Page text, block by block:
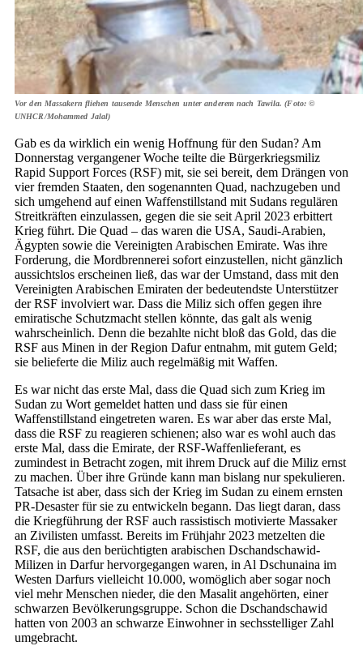
Vor den Massakern fliehen tausende Menschen unter anderem nach Tawila. (Foto: ©
UNHCR/Mohammed Jalal)
Gab es da wirklich ein wenig Hoffnung für den Sudan? Am
Donnerstag vergangener Woche teilte die Bürgerkriegsmiliz
Rapid Support Forces (RSF) mit, sie sei bereit, dem Drängen von
vier fremden Staaten, den sogenannten Quad, nachzugeben und
sich umgehend auf einen Waffenstillstand mit Sudans regulären
Streitkräften einzulassen, gegen die sie seit April 2023 erbittert
Krieg führt. Die Quad – das waren die USA, Saudi-Arabien,
Ägypten sowie die Vereinigten Arabischen Emirate. Was ihre
Forderung, die Mordbrennerei sofort einzustellen, nicht gänzlich
aussichtslos erscheinen ließ, das war der Umstand, dass mit den
Vereinigten Arabischen Emiraten der bedeutendste Unterstützer
der RSF involviert war. Dass die Miliz sich offen gegen ihre
emiratische Schutzmacht stellen könnte, das galt als wenig
wahrscheinlich. Denn die bezahlte nicht bloß das Gold, das die
RSF aus Minen in der Region Dafur entnahm, mit gutem Geld;
sie belieferte die Miliz auch regelmäßig mit Waffen.
Es war nicht das erste Mal, dass die Quad sich zum Krieg im
Sudan zu Wort gemeldet hatten und dass sie für einen
Waffenstillstand eingetreten waren. Es war aber das erste Mal,
dass die RSF zu reagieren schienen; also war es wohl auch das
erste Mal, dass die Emirate, der RSF-Waffenlieferant, es
zumindest in Betracht zogen, mit ihrem Druck auf die Miliz ernst
zu machen. Über ihre Gründe kann man bislang nur spekulieren.
Tatsache ist aber, dass sich der Krieg im Sudan zu einem ernsten
PR-Desaster für sie zu entwickeln begann. Das liegt daran, dass
die Kriegführung der RSF auch rassistisch motivierte Massaker
an Zivilisten umfasst. Bereits im Frühjahr 2023 metzelten die
RSF, die aus den berüchtigten arabischen Dschandschawid-
Milizen in Darfur hervorgegangen waren, in Al Dschunaina im
Westen Darfurs vielleicht 10.000, womöglich aber sogar noch
viel mehr Menschen nieder, die den Masalit angehörten, einer
schwarzen Bevölkerungsgruppe. Schon die Dschandschawid
hatten von 2003 an schwarze Einwohner in sechsstelliger Zahl
umgebracht.